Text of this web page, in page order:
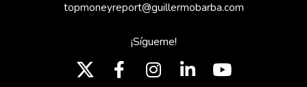
topmoneyreport@guillermobarba.com
¡Sígueme!